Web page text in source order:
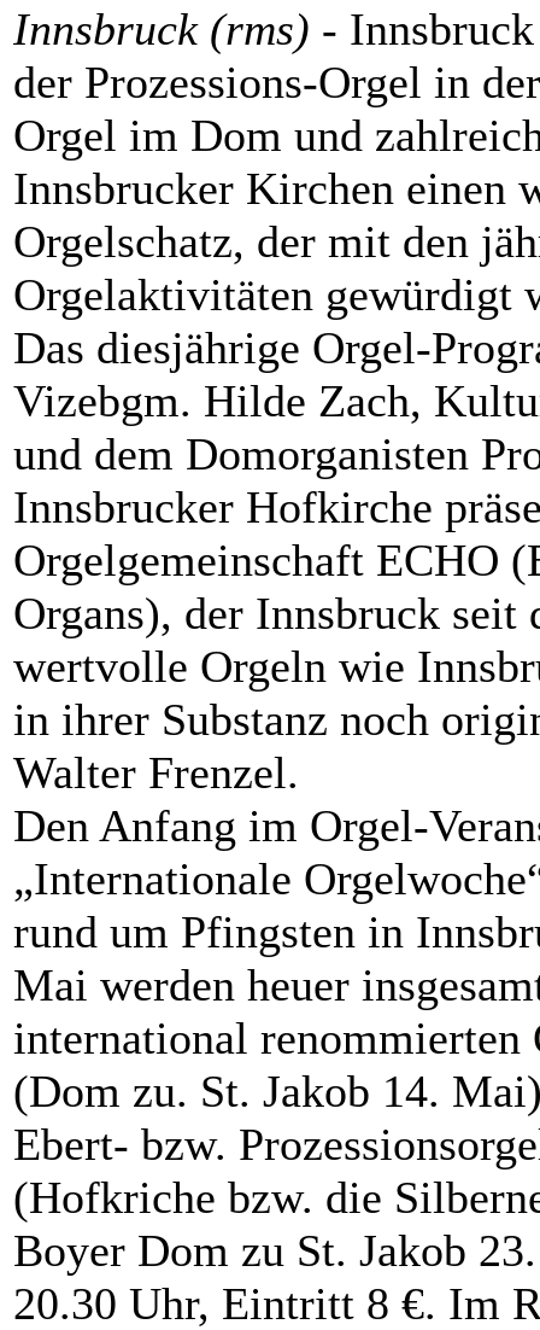
Innsbruck (rms) -
der Prozessions-Orgel in
Orgel im Dom und
Innsbrucker Kirchen einen
Orgelschatz, der mit den
Orgelaktivitäten gewürdigt
Das diesjährige Orgel-
Vizebgm. Hilde Zach,
und dem Domorganisten
Innsbrucker Hofkirche
Orgelgemeinschaft ECHO
Organs), der Innsbruck seit
wertvolle Orgeln wie
in ihrer Substanz noch
Walter Frenzel.
Den Anfang im Orgel-
„Internationale
rund um Pfingsten in
Mai werden heuer
international renommierten
(Dom zu. St. Jakob 14.
Ebert- bzw.
(Hofkriche bzw. die
Boyer Dom zu St. Jakob
20.30 Uhr, Eintritt 8 €. Im